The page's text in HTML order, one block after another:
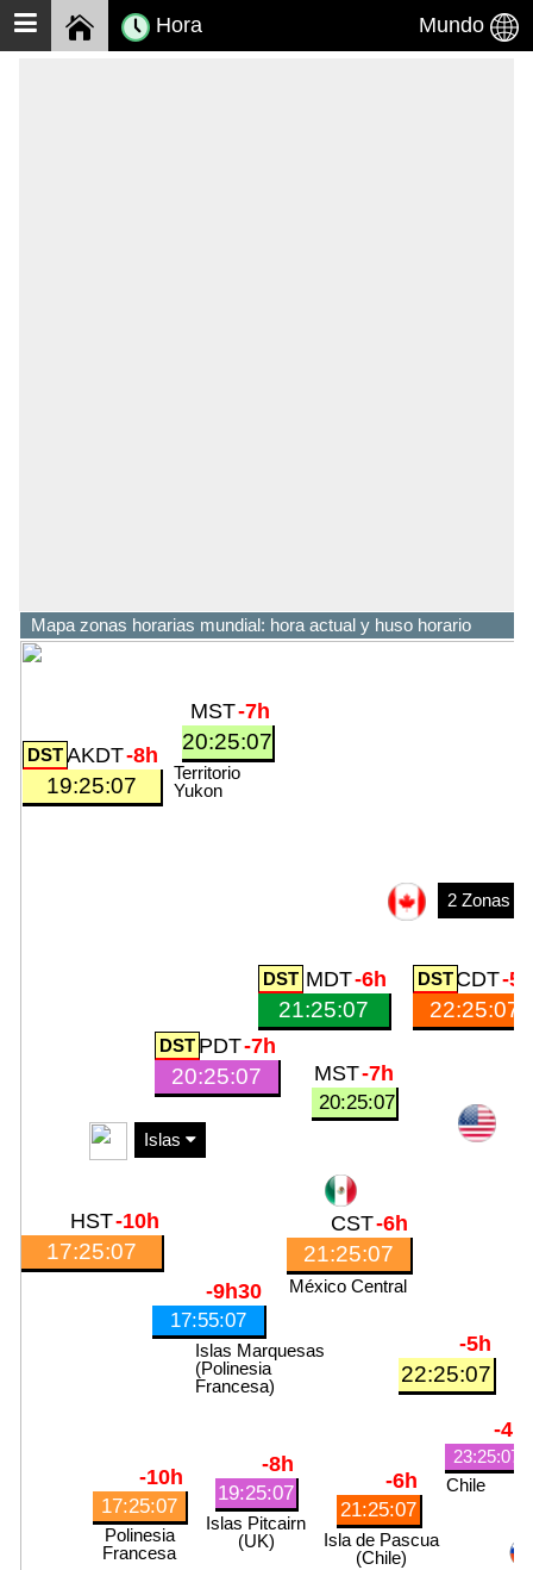
Hora Mundo
Mapa zonas horarias mundial: hora actual y huso horario
2 Zonas
México Central
Chile
Territorio
Yukon
Islas Marquesas
(Polinesia
Francesa)
Islas Pitcairn
(UK)
Isla de Pascua
(Chile)
Polinesia
Francesa
Islas
PDT-7h
20:25:07
CST-6h
21:25:08
MST-7h
20:25:07
MDT-6h
21:25:07
CDT-5h
22:25:07
AKDT-8h
19:25:07
HST-10h
17:25:07
-5h
22:25:08
-4h
23:25:08
MST-7h
20:25:07
-9h30
17:55:07
-10h
17:25:07
-8h
19:25:07
-6h
21:25:07